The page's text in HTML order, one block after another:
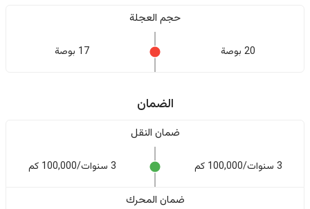
حجم العجلة
20 بوصة 17 بوصة
الضمان
ضمان النقل
3 سنوات/100,000 كم 3 سنوات/100,000 كم
ضمان المحرك